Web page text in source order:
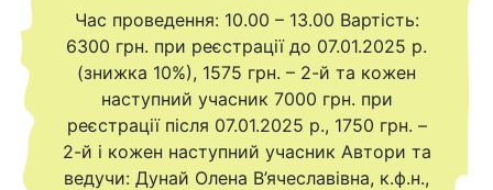
Час проведення: 10.00 – 13.00 Вартість:
6300 грн. при реєстрації до 07.01.2025 р.
(знижка 10%), 1575 грн. – 2-й та кожен
наступний учасник 7000 грн. при
реєстрації після 07.01.2025 р., 1750 грн. –
2-й і кожен наступний учасник Автори та
ведучи: Дунай Олена В’ячеславівна, к.ф.н.,